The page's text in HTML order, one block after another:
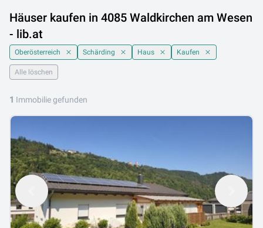
Häuser kaufen in 4085 Waldkirchen am Wesen
- lib.at
Oberösterreich Schärding Haus Kaufen
Alle löschen
1 Immobilie gefunden